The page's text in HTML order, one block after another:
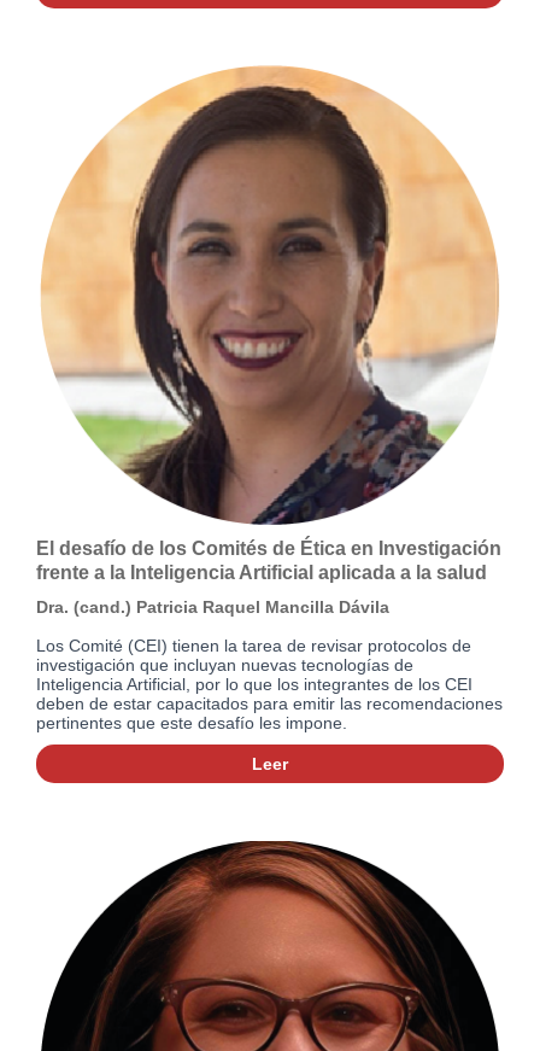
El desafío de los Comités de Ética en Investigación
frente a la Inteligencia Artificial aplicada a la salud
Dra. (cand.) Patricia Raquel Mancilla Dávila
Los Comité (CEI) tienen la tarea de revisar protocolos de
investigación que incluyan nuevas tecnologías de
Inteligencia Artificial, por lo que los integrantes de los CEI
deben de estar capacitados para emitir las recomendaciones
pertinentes que este desafío les impone.
Leer